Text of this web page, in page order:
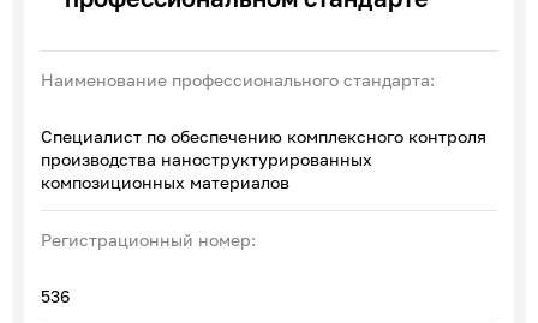
Наименование профессионального стандарта:
Специалист по обеспечению комплексного контроля
производства наноструктурированных
композиционных материалов
Регистрационный номер:
536